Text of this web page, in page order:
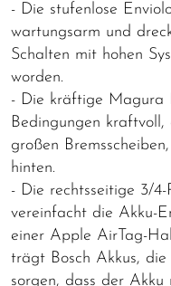
- Die stufenlose
wartungsarm und
Schalten mit hohen
worden.
- Die kräftige Magura
Bedingungen
großen
hinten.
- Die rechtsseitige 3/
vereinfacht die Akku-
einer Apple AirTag-
trägt Bosch Akkus,
sorgen, dass der Akku